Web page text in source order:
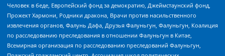
Человек в беде, Европейский фонд за демократию, Джеймстаунский фонд,
Прожект Хармони, Родники дракона, Врачи против насильственного
извлечения органов, Фалунь Дафа, Друзья Фалуньгун, Фалуньгун, Коалиция
по расследованию преследования в отношении Фалуньгун в Китае,
Всемирная организация по расследованию преследований Фалуньгун,